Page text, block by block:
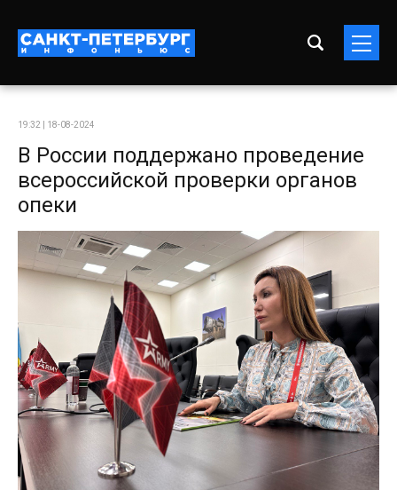
19:32 | 18-08-2024
В России поддержано проведение
всероссийской проверки органов
опеки